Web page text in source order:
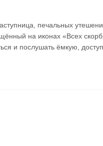
печальных
на иконах «Всех
и послушать ёмкую,